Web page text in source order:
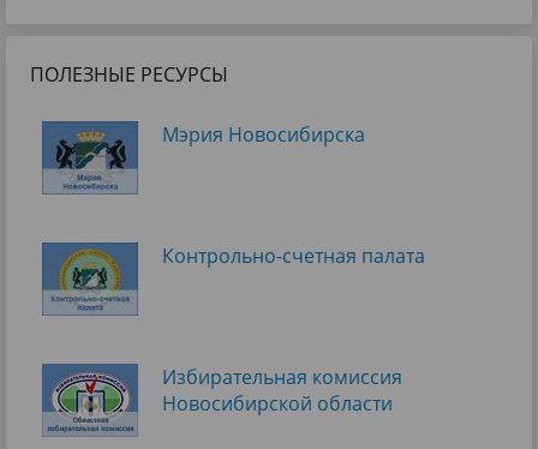
ПОЛЕЗНЫЕ РЕСУРСЫ
Мэрия Новосибирска
Контрольно-счетная палата
Избирательная комиссия
Новосибирской области